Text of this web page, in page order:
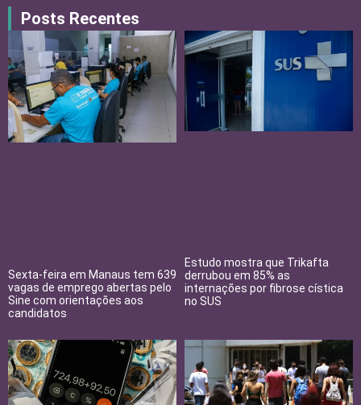
Posts Recentes
Sexta-feira em Manaus tem 639
vagas de emprego abertas pelo
Sine com orientações aos
candidatos
Estudo mostra que Trikafta
derrubou em 85% as
internações por fibrose cística
no SUS